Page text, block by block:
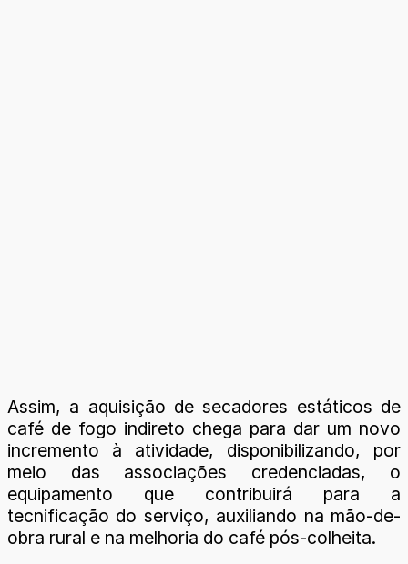
Assim, a aquisição de secadores estáticos de
café de fogo indireto chega para dar um novo
incremento à atividade, disponibilizando, por
meio das associações credenciadas, o
equipamento que contribuirá para a
tecnificação do serviço, auxiliando na mão-de-
obra rural e na melhoria do café pós-colheita.